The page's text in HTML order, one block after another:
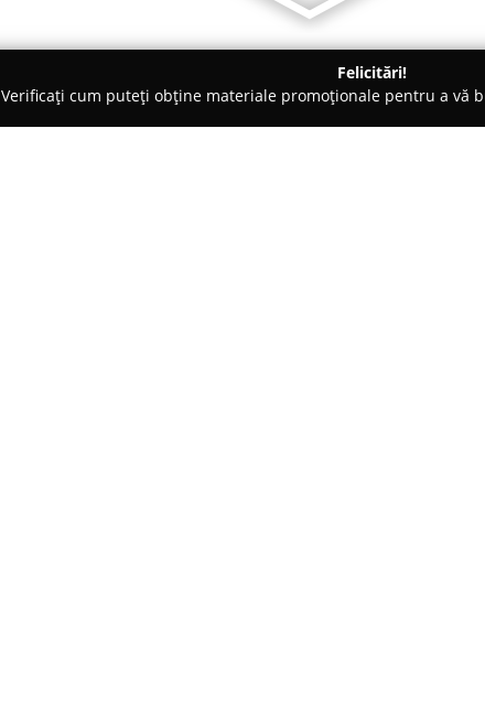
Felicitări!
Verificați cum puteți obține materiale promoționale pentru a vă